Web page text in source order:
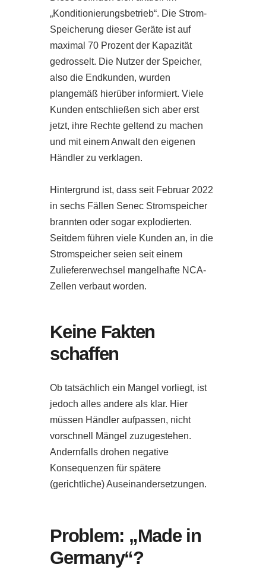
„Konditionierungsbetrieb“. Die Strom-
Speicherung dieser Geräte ist auf
maximal 70 Prozent der Kapazität
gedrosselt. Die Nutzer der Speicher,
also die Endkunden, wurden
plangemäß hierüber informiert. Viele
Kunden entschließen sich aber erst
jetzt, ihre Rechte geltend zu machen
und mit einem Anwalt den eigenen
Händler zu verklagen.
Hintergrund ist, dass seit Februar 2022
in sechs Fällen Senec Stromspeicher
brannten oder sogar explodierten.
Seitdem führen viele Kunden an, in die
Stromspeicher seien seit einem
Zuliefererwechsel mangelhafte NCA-
Zellen verbaut worden.
Keine Fakten
schaffen
Ob tatsächlich ein Mangel vorliegt, ist
jedoch alles andere als klar. Hier
müssen Händler aufpassen, nicht
vorschnell Mängel zuzugestehen.
Andernfalls drohen negative
Konsequenzen für spätere
(gerichtliche) Auseinandersetzungen.
Problem: „Made in
Germany“?